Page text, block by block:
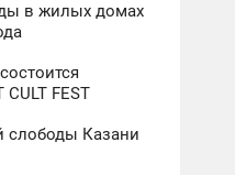
в жилых домах
FEST
слободы Казани